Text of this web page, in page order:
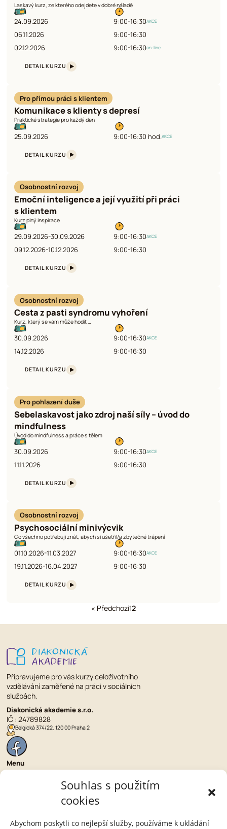
Souhlas s použitím
cookies
Abychom poskytli co nejlepší služby, používáme k ukládání
Laskavý kurz, ze kterého odejdete v dobré náladě
24.09.2026 9:00-16:30AKCE
06.11.2026
9:00-16:30
02.12.2026
9:00-16:30on-line
DETAIL KURZU
Pro přímou práci s klientem
Komunikace s klienty s depresí
Praktické strategie pro každý den
25.09.2026 9:00-16:30 hod.AKCE
DETAIL KURZU
Osobnostní rozvoj
Emoční inteligence a její využití při práci
s klientem
Kurz plný inspirace
29.09.2026-30.09.2026 9:00-16:30AKCE
09.12.2026-10.12.2026 9:00-16:30
DETAIL KURZU
Osobnostní rozvoj
Cesta z pasti syndromu vyhoření
Kurz, který se vám může hodit …
30.09.2026 9:00-16:30AKCE
14.12.2026 9:00-16:30
DETAIL KURZU
Pro pohlazení duše
Sebelaskavost jako zdroj naší síly – úvod do
mindfulness
Úvod do mindfulness a práce s tělem
30.09.2026 9:00-16:30AKCE
11.11.2026 9:00-16:30
DETAIL KURZU
Osobnostní rozvoj
Psychosociální minivýcvik
Co všechno potřebuji znát, abych si ušetřil/a zbytečné trápení
01.10.2026-11.03.2027 9:00-16:30AKCE
19.11.2026-16.04.2027 9:00-16:30
DETAIL KURZU
« Předchozí12
Připravujeme pro vás kurzy celoživotního
vzdělávání zaměřené na práci v sociálních
službách.
Diakonická akademie s.r.o.
IČ : 24789828
Belgická 374/22, 120 00 Praha 2
Menu
Obchodní podmínky